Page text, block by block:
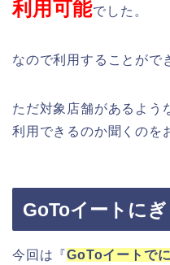
利用可能でした。
なので利用することがで
ただ対象店舗があるよう
利用できるのか聞くのを
GoToイートに
今回は『GoToイートで